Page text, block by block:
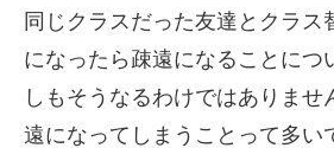
同じクラスだった友達とクラス
になったら疎遠になることにつ
しもそうなるわけではありませ
遠になってしまうことって多い